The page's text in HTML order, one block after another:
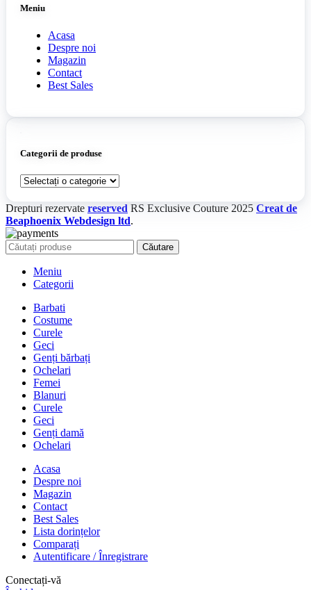
Meniu
Acasa
Despre noi
Magazin
Contact
Best Sales
Categorii de produse
Drepturi rezervate reserved RS Exclusive Couture 2025 Creat de
Beaphoenix Webdesign ltd.
Căutare
Meniu
Categorii
Barbati
Costume
Curele
Geci
Genți bărbați
Ochelari
Femei
Blanuri
Curele
Geci
Genți damă
Ochelari
Acasa
Despre noi
Magazin
Contact
Best Sales
Lista dorințelor
Comparați
Autentificare / Înregistrare
Conectați-vă